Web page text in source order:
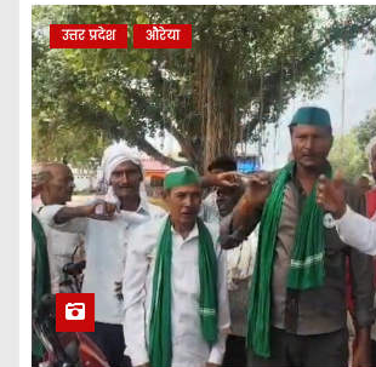
उत्तर प्रदेश औरेया